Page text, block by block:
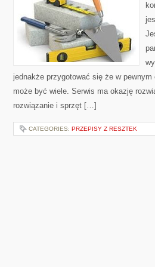
jednakże przygotować się że w
może być wiele. Serwis ma okazję
rozwiązanie i sprzęt […]
CATEGORIES: PRZEPISY Z RESZTEK